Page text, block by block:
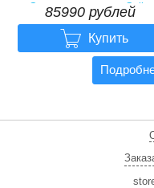
Электровелосипед Gelbert
Khan Monster 2
85990 рублей
85990 рублей
 Купить